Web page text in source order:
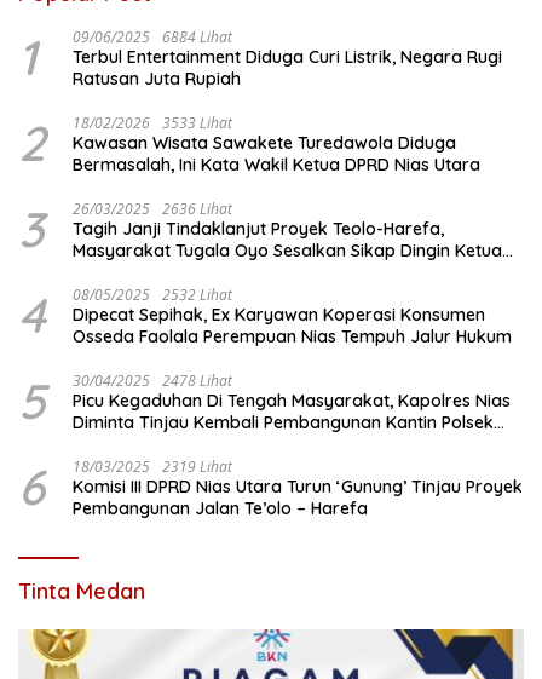
1 09/06/2025 6884 Lihat
Terbul Entertainment Diduga Curi Listrik, Negara Rugi
Ratusan Juta Rupiah
2 18/02/2026 3533 Lihat
Kawasan Wisata Sawakete Turedawola Diduga
Bermasalah, Ini Kata Wakil Ketua DPRD Nias Utara
3 26/03/2025 2636 Lihat
Tagih Janji Tindaklanjut Proyek Teolo-Harefa,
Masyarakat Tugala Oyo Sesalkan Sikap Dingin Ketua
4 08/05/2025 2532 Lihat
Dipecat Sepihak, Ex Karyawan Koperasi Konsumen
Osseda Faolala Perempuan Nias Tempuh Jalur Hukum
5 30/04/2025 2478 Lihat
Picu Kegaduhan Di Tengah Masyarakat, Kapolres Nias
Diminta Tinjau Kembali Pembangunan Kantin Polsek
6 18/03/2025 2319 Lihat
Komisi III DPRD Nias Utara Turun ‘Gunung’ Tinjau Proyek
Pembangunan Jalan Te’olo – Harefa
Tinta Medan